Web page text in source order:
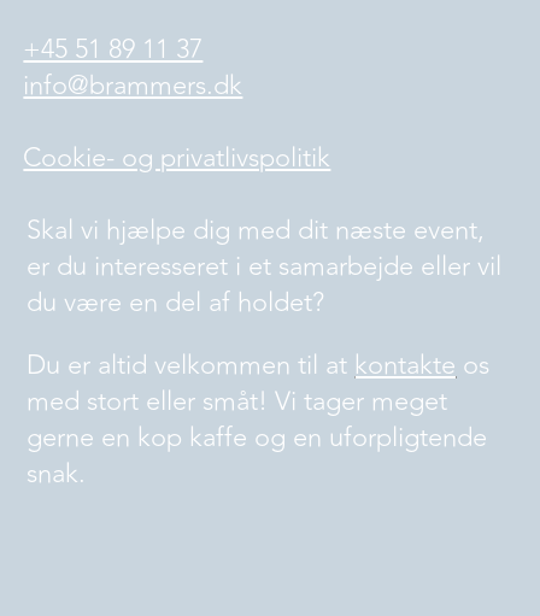
+45 51 89 11 37
info@brammers.dk
Cookie- og privatlivspolitik
Skal vi hjælpe dig med dit næste event,
er du interesseret i et samarbejde eller vil
du være en del af holdet?
Du er altid velkommen til atkontakteos
med stort eller småt! Vi tager meget
gerne en kop kaffe og en uforpligtende
snak.